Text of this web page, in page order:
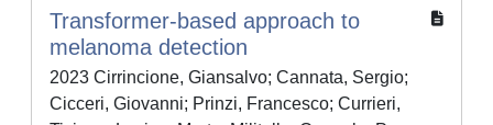
Transformer-based approach to
melanoma detection
2023 Cirrincione, Giansalvo; Cannata, Sergio;
Cicceri, Giovanni; Prinzi, Francesco; Currieri,